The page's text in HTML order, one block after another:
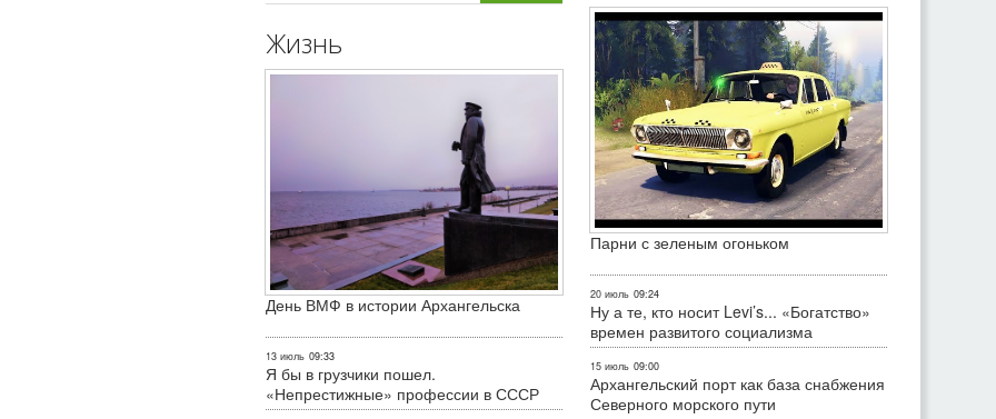
Жизнь
День ВМФ в истории Архангельска
13 июль 09:33
Я бы в грузчики пошел.
«Непрестижные» профессии в СССР
Парни с зеленым огоньком
20 июль 09:24
Ну а те, кто носит Levi’s... «Богатство»
времен развитого социализма
15 июль 09:00
Архангельский порт как база снабжения
Северного морского пути